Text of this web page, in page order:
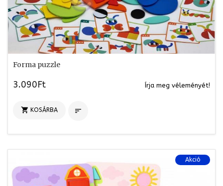
Forma puzzle
3.090Ft Írja meg véleményét!
 KOSÁRBA 
Akció